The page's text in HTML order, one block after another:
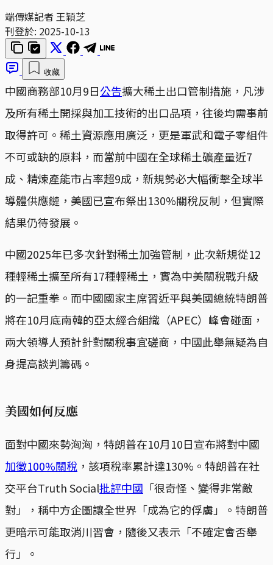
端傳媒記者 王穎芝
刊登於: 2025-10-13
收藏
中國商務部10月9日公告擴大稀土出口管制措施，凡涉
及所有稀土開採與加工技術的出口品項，往後均需事前
取得許可。稀土資源應用廣泛，更是軍武和電子零組件
不可或缺的原料，而當前中國在全球稀土礦產量近7
成、精煉產能市占率超9成，新規勢必大幅衝擊全球半
導體供應鏈，美國已宣布祭出130%關稅反制，但實際
結果仍待發展。
中國2025年已多次針對稀土加強管制，此次新規從12
種輕稀土擴至所有17種輕稀土，實為中美關稅戰升級
的一記重拳。而中國國家主席習近平與美國總統特朗普
將在10月底南韓的亞太經合組織（APEC）峰會碰面，
兩大領導人預計針對關稅事宜磋商，中國此舉無疑為自
身提高談判籌碼。
美國如何反應
面對中國來勢洶洶，特朗普在10月10日宣布將對中國
加徵100%關稅 ，該項稅率累計達130%。特朗普在社
交平台Truth Social批評中國 「很奇怪、變得非常敵
對」，稱中方企圖讓全世界「成為它的俘虜」。特朗普
更暗示可能取消川習會，隨後又表示「不確定會否舉
行」。